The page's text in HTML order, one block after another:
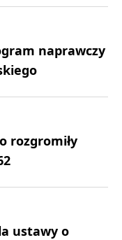
naprawczy
rozgromiły
ustawy o